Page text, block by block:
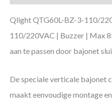
Qlight QTG60L-BZ-3-110/
110/220VAC | Buzzer | Max
aan te passen door bajonet
De speciale verticale bajonet
maakt eenvoudige montage